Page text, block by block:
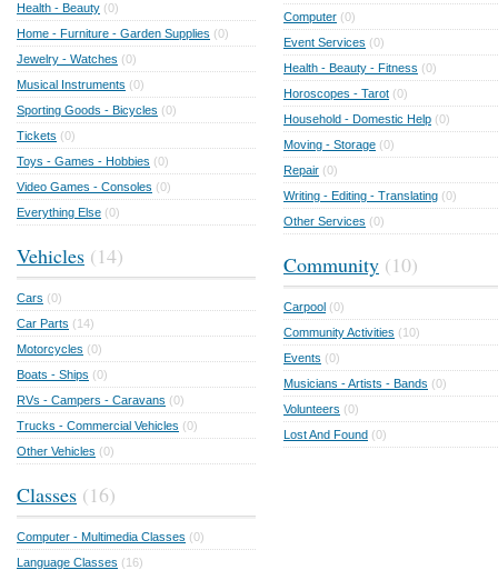
Health - Beauty (0)
Home - Furniture - Garden Supplies (0)
Jewelry - Watches (0)
Musical Instruments (0)
Sporting Goods - Bicycles (0)
Tickets (0)
Toys - Games - Hobbies (0)
Video Games - Consoles (0)
Everything Else (0)
Vehicles (14)
Cars (0)
Car Parts (14)
Motorcycles (0)
Boats - Ships (0)
RVs - Campers - Caravans (0)
Trucks - Commercial Vehicles (0)
Other Vehicles (0)
Classes (16)
Computer - Multimedia Classes (0)
Language Classes (16)
Computer (0)
Event Services (0)
Health - Beauty - Fitness (0)
Horoscopes - Tarot (0)
Household - Domestic Help (0)
Moving - Storage (0)
Repair (0)
Writing - Editing - Translating (0)
Other Services (0)
Community (10)
Carpool (0)
Community Activities (10)
Events (0)
Musicians - Artists - Bands (0)
Volunteers (0)
Lost And Found (0)